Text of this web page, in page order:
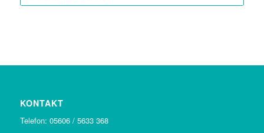
KONTAKT
Telefon: 05606 / 5633 368